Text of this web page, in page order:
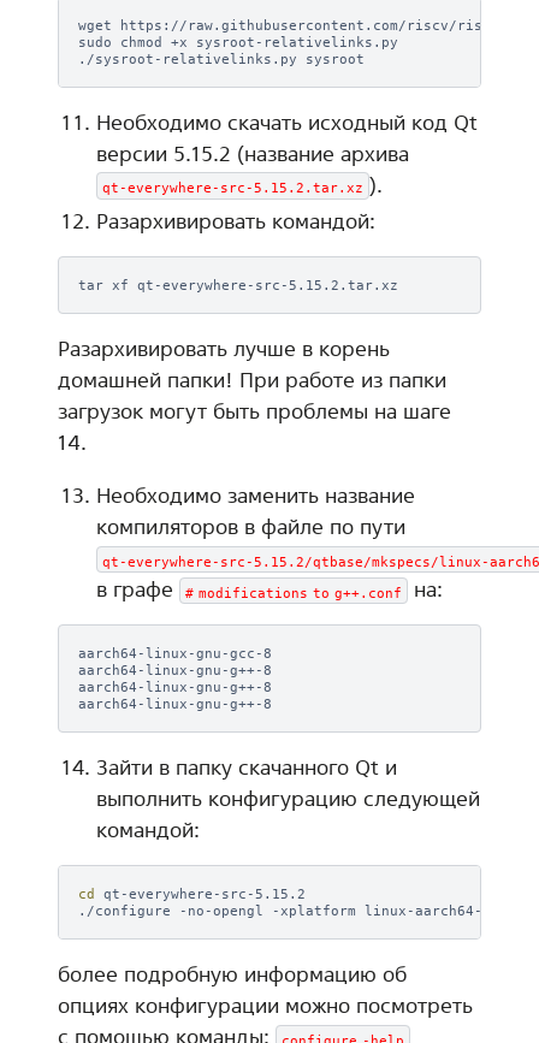
wget
https://raw.githubusercontent.com/riscv/riscv-
sudo
chmod +x
sysroot-relativelinks.py
./sysroot-relativelinks.py
Необходимо скачать исходный код Qt
версии 5.15.2 (название архива
qt-everywhere-src-5.15.2.tar.xz ).
Разархивировать командой:
tar xf
Разархивировать лучше в корень
домашней папки! При работе из папки
загрузок могут быть проблемы на шаге
14.
Необходимо заменить название
компиляторов в файле по пути
qt-everywhere-src-5.15.2/qtbase/mkspecs/linux-
в графе # modifications to g++.conf на:
aarch64-linux-gnu-gcc-8
aarch64-linux-gnu-g++-8
aarch64-linux-gnu-g++-8
Зайти в папку скачанного Qt и
выполнить конфигурацию следующей
командой:
cd
qt-everywhere-src-5.15.2
./configure
-no-opengl -xplatform linux-aarch64-gnu-
более подробную информацию об
опциях конфигурации можно посмотреть
с помощью команды: